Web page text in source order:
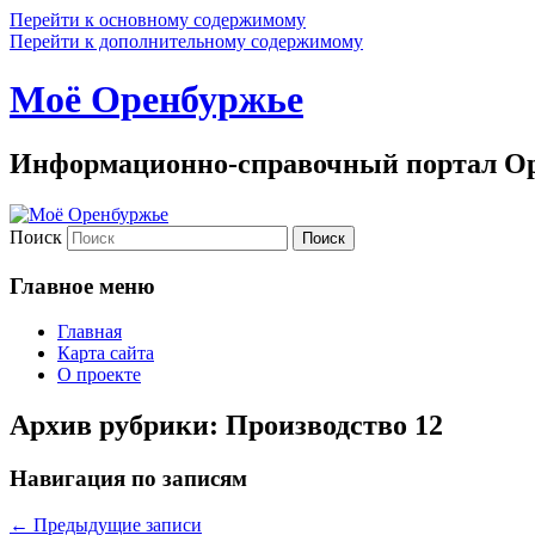
Перейти к основному содержимому
Перейти к дополнительному содержимому
Моё Оренбуржье
Информационно-справочный портал
Поиск
Главное меню
Главная
Карта сайта
О проекте
Архив рубрики: Производство 12
Навигация по записям
← Предыдущие записи